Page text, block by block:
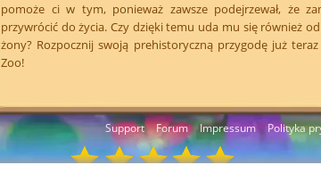
Support Forum Impressum Polityka
pomoże ci w tym, ponieważ zawsze podejrzewał, że
przywrócić do życia. Czy dzięki temu uda mu się również
żony? Rozpocznij swoją prehistoryczną przygodę już
Zoo!